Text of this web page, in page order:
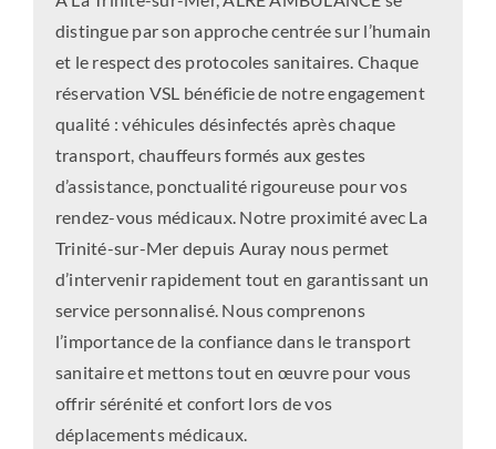
distingue par son approche centrée sur l’humain
et le respect des protocoles sanitaires. Chaque
réservation VSL bénéficie de notre engagement
qualité : véhicules désinfectés après chaque
transport, chauffeurs formés aux gestes
d’assistance, ponctualité rigoureuse pour vos
rendez-vous médicaux. Notre proximité avec La
Trinité-sur-Mer depuis Auray nous permet
d’intervenir rapidement tout en garantissant un
service personnalisé. Nous comprenons
l’importance de la confiance dans le transport
sanitaire et mettons tout en œuvre pour vous
offrir sérénité et confort lors de vos
déplacements médicaux.